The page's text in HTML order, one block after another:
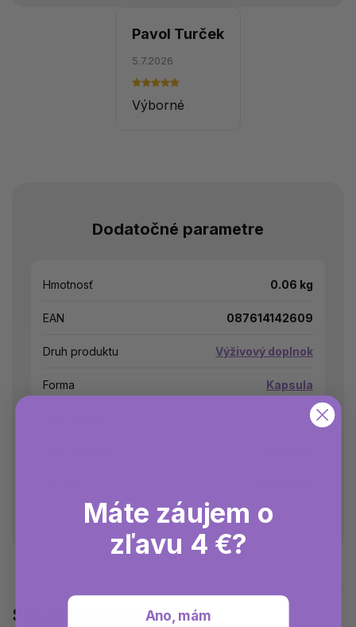
Pavol Turček
5.7.2026
Výborné
Dodatočné parametre
Hmotnosť 0.06 kg
EAN 087614142609
Druh produktu Výživový doplnok
Forma Kapsula
Rastlinná
Súvisiaci tovar
Máte záujem o
zľavu 4 €?
Ano, mám